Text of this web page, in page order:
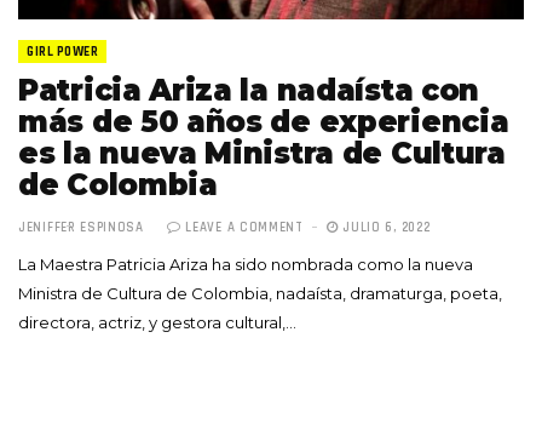
GIRL POWER
Patricia Ariza la nadaísta con
más de 50 años de experiencia
es la nueva Ministra de Cultura
de Colombia
JENIFFER ESPINOSA LEAVE A COMMENT JULIO 6, 2022
La Maestra Patricia Ariza ha sido nombrada como la nueva
Ministra de Cultura de Colombia, nadaísta, dramaturga, poeta,
directora, actriz, y gestora cultural,…